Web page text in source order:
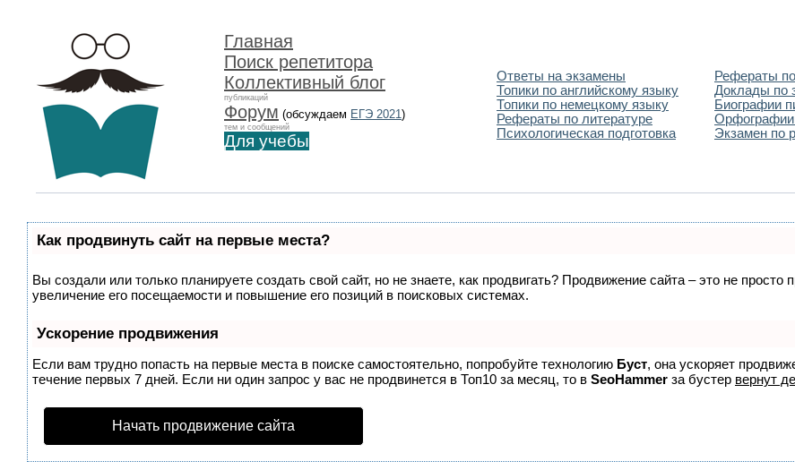
Главная
Поиск репетитора
Коллективный блог
публикаций
Форум (обсуждаем ЕГЭ 2021)
тем и сообщений
Для учебы
Ответы на экзамены
Топики по английскому языку
Топики по немецкому языку
Рефераты по литературе
Психологическая подготовка
Рефераты
Доклады по
Биографии
Орфографии
Экзамен по
Как продвинуть сайт на первые места?
Вы создали или только планируете создать свой сайт, но не знаете, как продвигать? Продвижение сайта – это не
увеличение его посещаемости и повышение его позиций в поисковых системах.
Ускорение продвижения
Если вам трудно попасть на первые места в поиске самостоятельно, попробуйте технологию Буст, она ускоряет
течение первых 7 дней. Если ни один запрос у вас не продвинется в Топ10 за месяц, то в SeoHammer за бустер вернут
Начать продвижение сайта